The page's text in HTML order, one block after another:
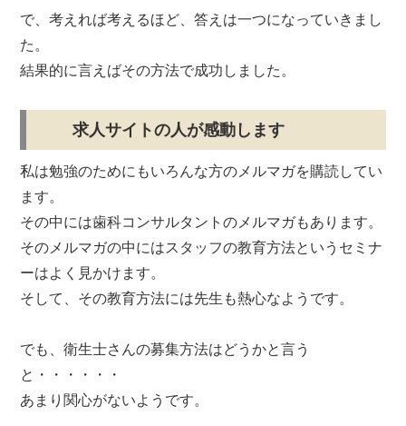
で、考えれば考えるほど、答えは一つになっていきまし
た。
結果的に言えばその方法で成功しました。
求人サイトの人が感動します
私は勉強のためにもいろんな方のメルマガを購読してい
ます。
その中には歯科コンサルタントのメルマガもあります。
そのメルマガの中にはスタッフの教育方法というセミナ
ーはよく見かけます。
そして、その教育方法には先生も熱心なようです。
でも、衛生士さんの募集方法はどうかと言う
と・・・・・・
あまり関心がないようです。